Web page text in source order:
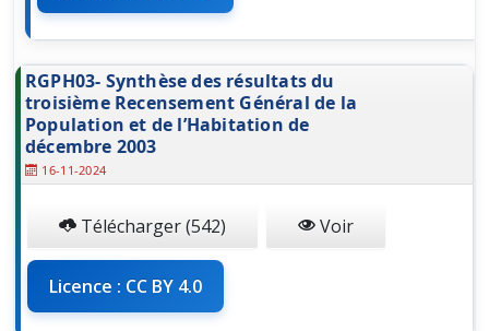
RGPH03- Synthèse des résultats du
troisième Recensement Général de la
Population et de l’Habitation de
décembre 2003
16-11-2024
Télécharger (542) Voir
Licence : CC BY 4.0